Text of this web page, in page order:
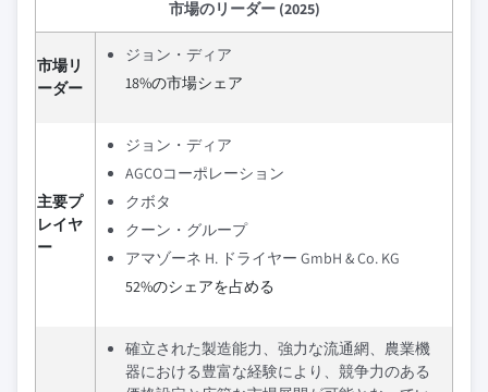
市場のリーダー (2025)
市場リ
ーダー
ジョン・ディア
18%の市場シェア
主要プ
レイヤ
ー
ジョン・ディア
AGCOコーポレーション
クボタ
クーン・グループ
アマゾーネ H. ドライヤー GmbH & Co. KG
52%のシェアを占める
確立された製造能力、強力な流通網、農業機
器における豊富な経験により、競争力のある